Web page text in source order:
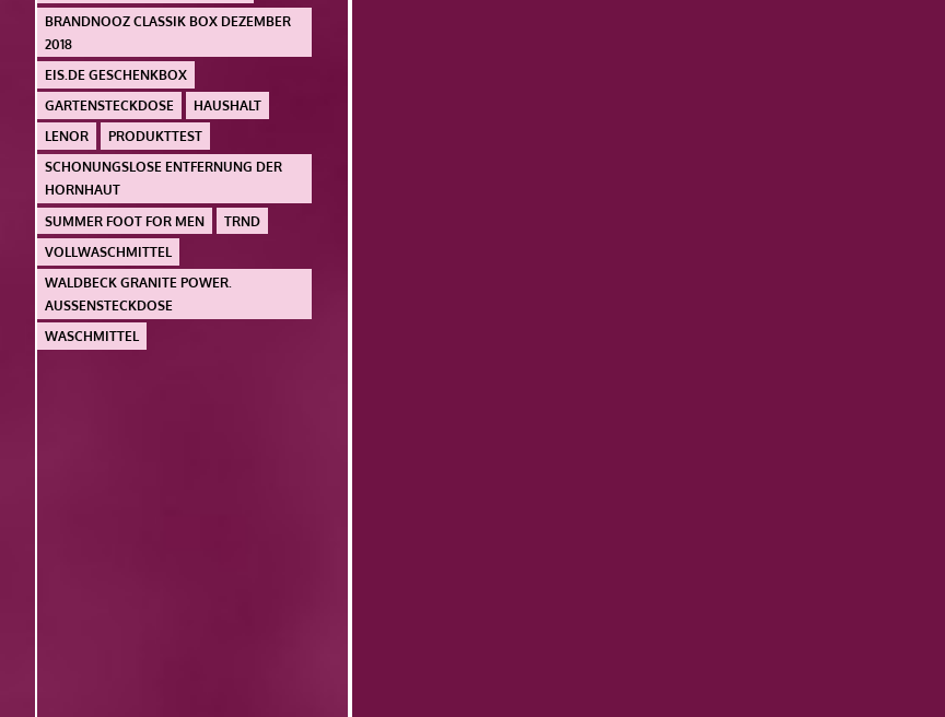
BRANDNOOZ CLASSIK BOX DEZEMBER
2018
EIS.DE GESCHENKBOX
GARTENSTECKDOSE
HAUSHALT
LENOR
PRODUKTTEST
SCHONUNGSLOSE ENTFERNUNG DER
HORNHAUT
SUMMER FOOT FOR MEN
TRND
VOLLWASCHMITTEL
WALDBECK GRANITE POWER.
AUSSENSTECKDOSE
WASCHMITTEL